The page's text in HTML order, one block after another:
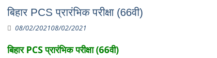
बिहार PCS प्रारंभिक परीक्षा (66वी)
08/02/202108/02/2021
बिहार PCS प्रारंभिक परीक्षा (66वी)